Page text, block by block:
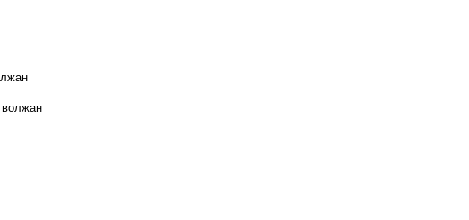
волжан